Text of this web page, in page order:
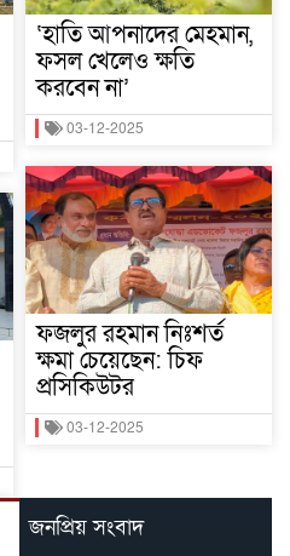
‘হাতি আপনাদের মেহমান,
ফসল খেলেও ক্ষতি
করবেন না’
03-12-2025
ফজলুর রহমান নিঃশর্ত
ক্ষমা চেয়েছেন: চিফ
প্রসিকিউটর
03-12-2025
জনপ্রিয় সংবাদ